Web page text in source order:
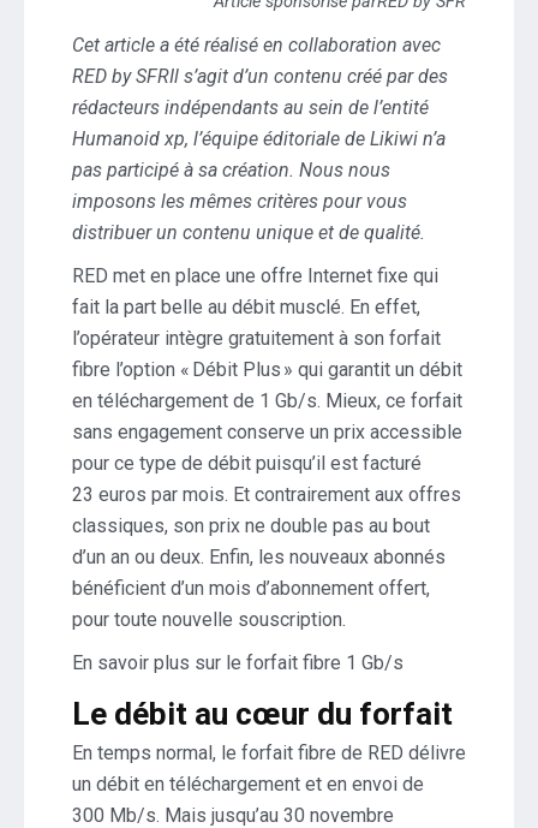
Cet article a été réalisé en collaboration avec
RED by SFRIl s’agit d’un contenu créé par des
rédacteurs indépendants au sein de l’entité
Humanoid xp, l’équipe éditoriale de Likiwi n’a
pas participé à sa création. Nous nous
imposons les mêmes critères pour vous
distribuer un contenu unique et de qualité.
RED met en place une offre Internet fixe qui
fait la part belle au débit musclé. En effet,
l’opérateur intègre gratuitement à son forfait
fibre l’option « Débit Plus » qui garantit un débit
en téléchargement de 1 Gb/s. Mieux, ce forfait
sans engagement conserve un prix accessible
pour ce type de débit puisqu’il est facturé
23 euros par mois. Et contrairement aux offres
classiques, son prix ne double pas au bout
d’un an ou deux. Enfin, les nouveaux abonnés
bénéficient d’un mois d’abonnement offert,
pour toute nouvelle souscription.
En savoir plus sur le forfait fibre 1 Gb/s
Le débit au cœur du forfait
En temps normal, le forfait fibre de RED délivre
un débit en téléchargement et en envoi de
300 Mb/s. Mais jusqu’au 30 novembre